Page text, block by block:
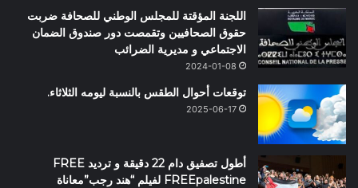
اللجنة المؤقتة للمجلس الوطني للصحافة ضربت
حقوق الصحافيين وتقمصت دور صندوق الضمان
الاجتماعي و مديرية الضرائب
2024-01-08
توقعات أحوال الطقس بالنسبة ليومه الثلاثاء.
2025-06-17
أطول تصفيق دام 22 دقيقة و ترديد FREE
FREEpalestine لفيلم “هند رجب”معاناة